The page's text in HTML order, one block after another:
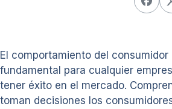
El comportamiento del consumidor
fundamental para cualquier
tener éxito en el mercado.
toman decisiones los